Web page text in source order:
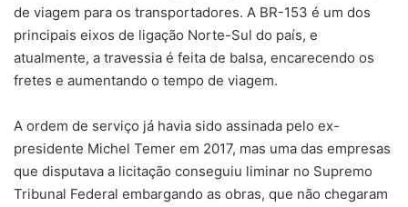
de viagem para os transportadores. A BR-153 é um dos
principais eixos de ligação Norte-Sul do país, e
atualmente, a travessia é feita de balsa, encarecendo os
fretes e aumentando o tempo de viagem.
A ordem de serviço já havia sido assinada pelo ex-
presidente Michel Temer em 2017, mas uma das empresas
que disputava a licitação conseguiu liminar no Supremo
Tribunal Federal embargando as obras, que não chegaram